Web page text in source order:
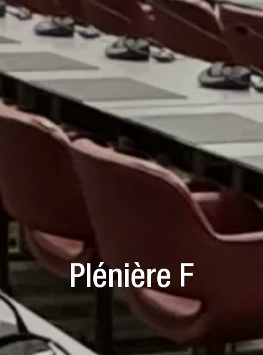
Plénière F